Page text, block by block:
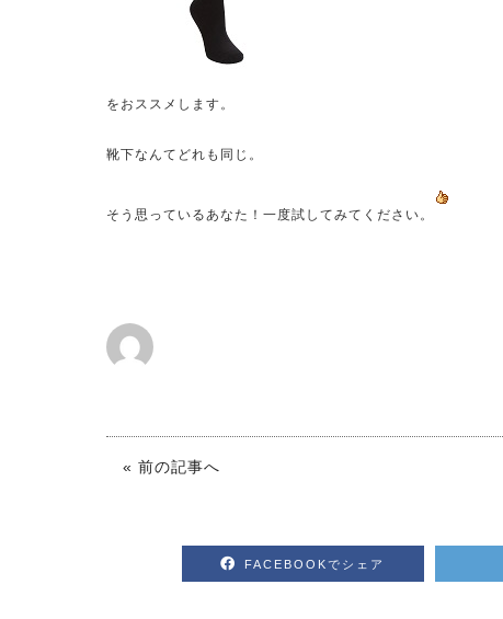
をおススメします。
靴下なんてどれも同じ。
そう思っているあなた！一度試してみてください。
« 前の記事へ
FACEBOOKでシェア